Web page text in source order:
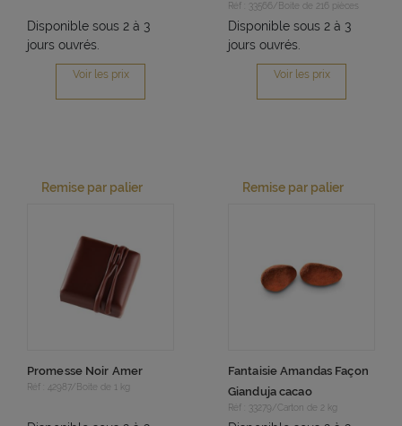
Disponible sous 2 à 3
jours ouvrés.
Voir les prix
Réf : 33566/Boite de 216 pièces
Disponible sous 2 à 3
jours ouvrés.
Voir les prix
Remise par palier
Promesse Noir Amer
Réf : 42987/Boite de 1 kg
Remise par palier
Fantaisie Amandas Façon
Gianduja cacao
Réf : 33279/Carton de 2 kg